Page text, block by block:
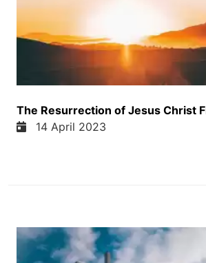
The Resurrection of Jesus Christ
14 April 2023